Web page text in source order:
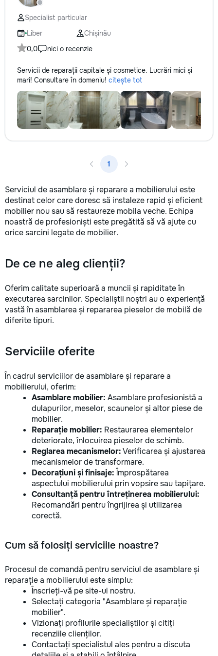
fără deșeuri de
materiale:
producătorului,
categoria
porțelanată – de
lei/m² Laminat –
lei/m² Materiale
Calitatea noastră
dumneavoastră!
interiorul cât mai
de proiectul de
la fiecare detaliu.
gratuit
Soluții pentru orice
Reparații
responsabilitate.
Specialist particular
Liber
Chișinău
0,0
nici o recenzie
Servicii de reparații capitale și cosmetice. Lucrări mici și
mari! Consultare în domeniu! citește tot
1
Serviciul de asamblare și reparare a mobilierului este
destinat celor care doresc să instaleze rapid și eficient
mobilier nou sau să restaureze mobila veche. Echipa
noastră de profesioniști este pregătită să vă ajute cu
orice sarcini legate de mobilier.
De ce ne aleg clienții?
Oferim calitate superioară a muncii și rapiditate în
executarea sarcinilor. Specialiștii noștri au o experiență
vastă în asamblarea și repararea pieselor de mobilă de
diferite tipuri.
Serviciile oferite
În cadrul serviciilor de asamblare și reparare a
mobilierului, oferim:
Asamblare mobilier: Asamblare profesionistă a
dulapurilor, meselor, scaunelor și altor piese de
mobilier.
Reparație mobilier: Restaurarea elementelor
deteriorate, înlocuirea pieselor de schimb.
Reglarea mecanismelor:Verificarea și ajustarea
mecanismelor de transformare.
Decorațiuni și finisaje: Împrospătarea
aspectului mobilierului prin vopsire sau tapițare.
Consultanță pentru întreținerea mobilierului:
Recomandări pentru îngrijirea și utilizarea
corectă.
Cum să folosiți serviciile noastre?
Procesul de comandă pentru serviciul de asamblare și
reparație a mobilierului este simplu:
Înscrieți-vă pe site-ul nostru.
Selectați categoria "Asamblare și reparație
mobilier".
Vizionați profilurile specialiștilor și citiți
recenziile clienților.
Contactați specialistul ales pentru a discuta